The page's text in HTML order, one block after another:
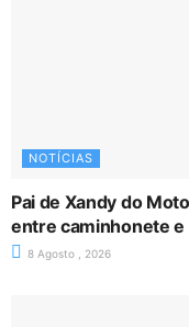
NOTÍCIAS
Pai de Xandy do
entre caminhonete
8 Agosto , 2026